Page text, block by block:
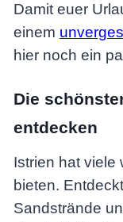
Damit euer
einem
hier noch ein
Die
entdecken
Istrien hat viele
bieten.
Sandstrände